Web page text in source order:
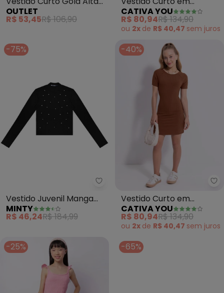
Feminino (Cinza)
OUTLET
R$ 53,45R$ 106,90
Canelado (Cinza)
CATIVA YOU
R$ 80,94R$ 134,90
ou 2x de R$ 40,47 sem juros
-75%
Minty - Vestido Juvenil Manga
Vestido Juvenil Manga
Longa em Ribana
(Marrom)
MINTY
R$ 46,24R$ 184,99
-40%
Vestido Curto em
Canelado (Marrom)
CATIVA YOU
R$ 80,94R$ 134,90
ou 2x de R$ 40,47 sem juros
-25% -65%